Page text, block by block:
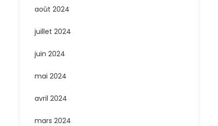
août 2024
juillet 2024
juin 2024
mai 2024
avril 2024
mars 2024